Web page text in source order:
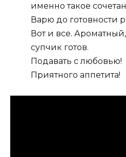
именно такое
Варю до готовности
Вот и все.
супчик готов.
Подавать с любовью!
Приятного аппетита!